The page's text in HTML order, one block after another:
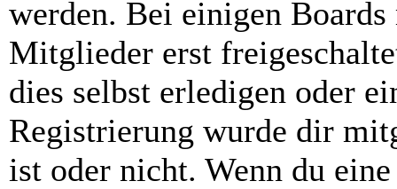
werden. Bei einigen Boards
Mitglieder erst
dies selbst erledigen oder
Registrierung wurde dir
ist oder nicht. Wenn du